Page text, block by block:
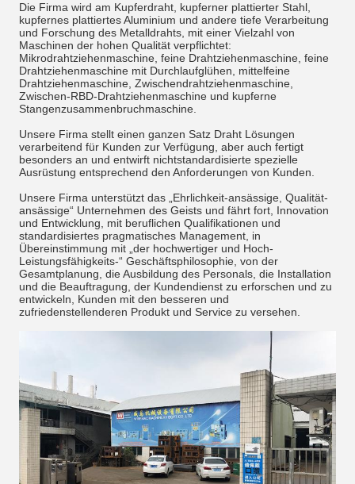
Die Firma wird am Kupferdraht, kupferner plattierter Stahl,
kupfernes plattiertes Aluminium und andere tiefe Verarbeitung
und Forschung des Metalldrahts, mit einer Vielzahl von
Maschinen der hohen Qualität verpflichtet:
Mikrodrahtziehenmaschine, feine Drahtziehenmaschine, feine
Drahtziehenmaschine mit Durchlaufglühen, mittelfeine
Drahtziehenmaschine, Zwischendrahtziehenmaschine,
Zwischen-RBD-Drahtziehenmaschine und kupferne
Stangenzusammenbruchmaschine.
Unsere Firma stellt einen ganzen Satz Draht Lösungen
verarbeitend für Kunden zur Verfügung, aber auch fertigt
besonders an und entwirft nichtstandardisierte spezielle
Ausrüstung entsprechend den Anforderungen von Kunden.
Unsere Firma unterstützt das „Ehrlichkeit-ansässige, Qualität-
ansässige“ Unternehmen des Geists und fährt fort, Innovation
und Entwicklung, mit beruflichen Qualifikationen und
standardisiertes pragmatisches Management, in
Übereinstimmung mit „der hochwertiger und Hoch-
Leistungsfähigkeits-“ Geschäftsphilosophie, von der
Gesamtplanung, die Ausbildung des Personals, die Installation
und die Beauftragung, der Kundendienst zu erforschen und zu
entwickeln, Kunden mit den besseren und
zufriedenstellenderen Produkt und Service zu versehen.